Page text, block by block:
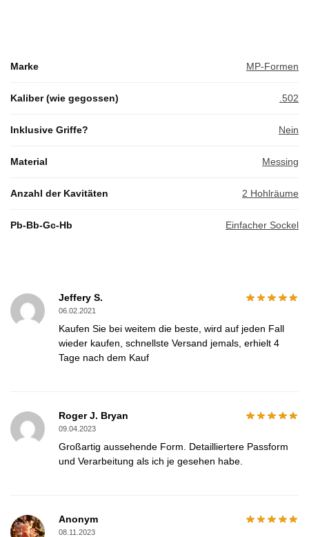
Marke MP-Formen
Kaliber (wie gegossen) .502
Inklusive Griffe? Nein
Material Messing
Anzahl der Kavitäten 2 Hohlräume
Pb-Bb-Gc-Hb Einfacher Sockel
Jeffery S.
06.02.2021
Kaufen Sie bei weitem die beste, wird auf jeden Fall
wieder kaufen, schnellste Versand jemals, erhielt 4
Tage nach dem Kauf
Roger J. Bryan
09.04.2023
Großartig aussehende Form. Detailliertere Passform
und Verarbeitung als ich je gesehen habe.
Anonym
08.11.2023